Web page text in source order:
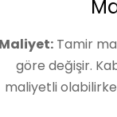
Tamir
göre değişir.
maliyetli